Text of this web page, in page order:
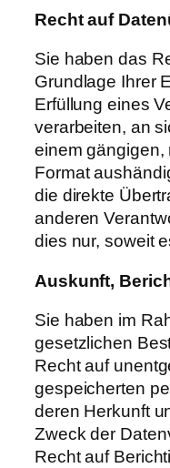
Rechtauf
Sie haben das
Grundlage Ihrer
Erfüllung eines
verarbeiten, an
einem
Format
die direkte
anderen
dies nur, soweit
Auskunft,
Sie haben im
gesetzlichen
Recht auf
gespeicherten
deren Herkunft
Zweck der
Recht auf